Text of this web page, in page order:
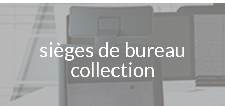
sièges de bureau
collection